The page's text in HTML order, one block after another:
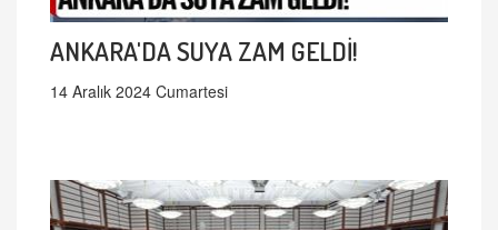
ANKARA'DA SUYA ZAM GELDİ!
14 Aralık 2024 Cumartesi